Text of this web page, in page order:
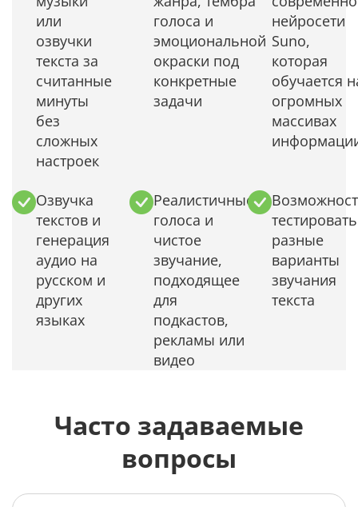
или
озвучки
текста за
считанные
минуты
без
сложных
настроек
голоса и
эмоциональной
окраски под
конкретные
задачи
нейросети
Suno,
которая
обучается
огромных
массивах
Озвучка
текстов и
генерация
аудио на
русском и
других
языках
Реалистичные
голоса и
чистое
звучание,
подходящее
для
подкастов,
рекламы или
видео
тестировать
разные
варианты
звучания
текста
Часто задаваемые
вопросы